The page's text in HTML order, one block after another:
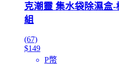
克潮靈 集水袋除濕盒
組
(67)
$149
P幣